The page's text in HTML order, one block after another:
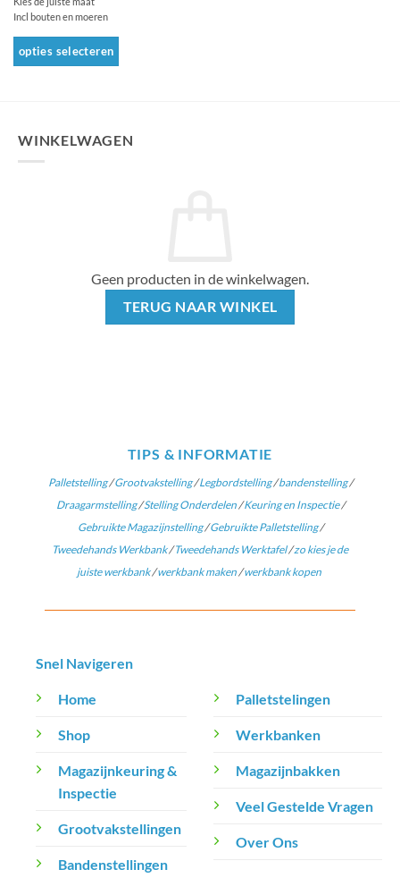
Incl bouten en moeren
opties selecteren
variaties.
WINKELWAGEN
Geen producten in de winkelwagen.
TERUG NAAR WINKEL
TIPS & INFORMATIE
Palletstelling/Grootvakstelling/Legbordstelling/bandenstelling/
Draagarmstelling/Stelling Onderdelen/Keuring en Inspectie/
Gebruikte Magazijnstelling/Gebruikte Palletstelling/
Tweedehands Werkbank/Tweedehands Werktafel/zo kies je de
juiste werkbank/werkbank maken/werkbank kopen
Snel Navigeren
Home
Shop
Magazijnkeuring &
Inspectie
Grootvakstellingen
Bandenstellingen
Palletstelingen
Werkbanken
Magazijnbakken
Veel Gestelde Vragen
Over Ons